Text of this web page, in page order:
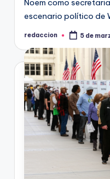
Noem como
escenario político de
Publicado
redaccion 5 de